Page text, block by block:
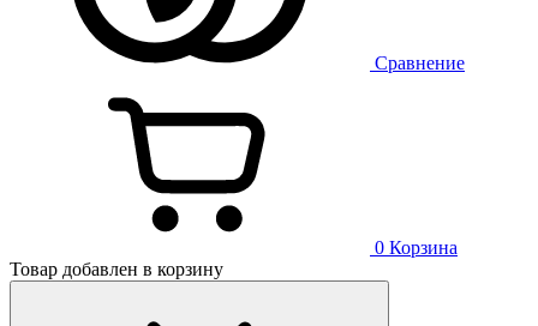
Сравнение
0 Корзина
Товар добавлен в корзину